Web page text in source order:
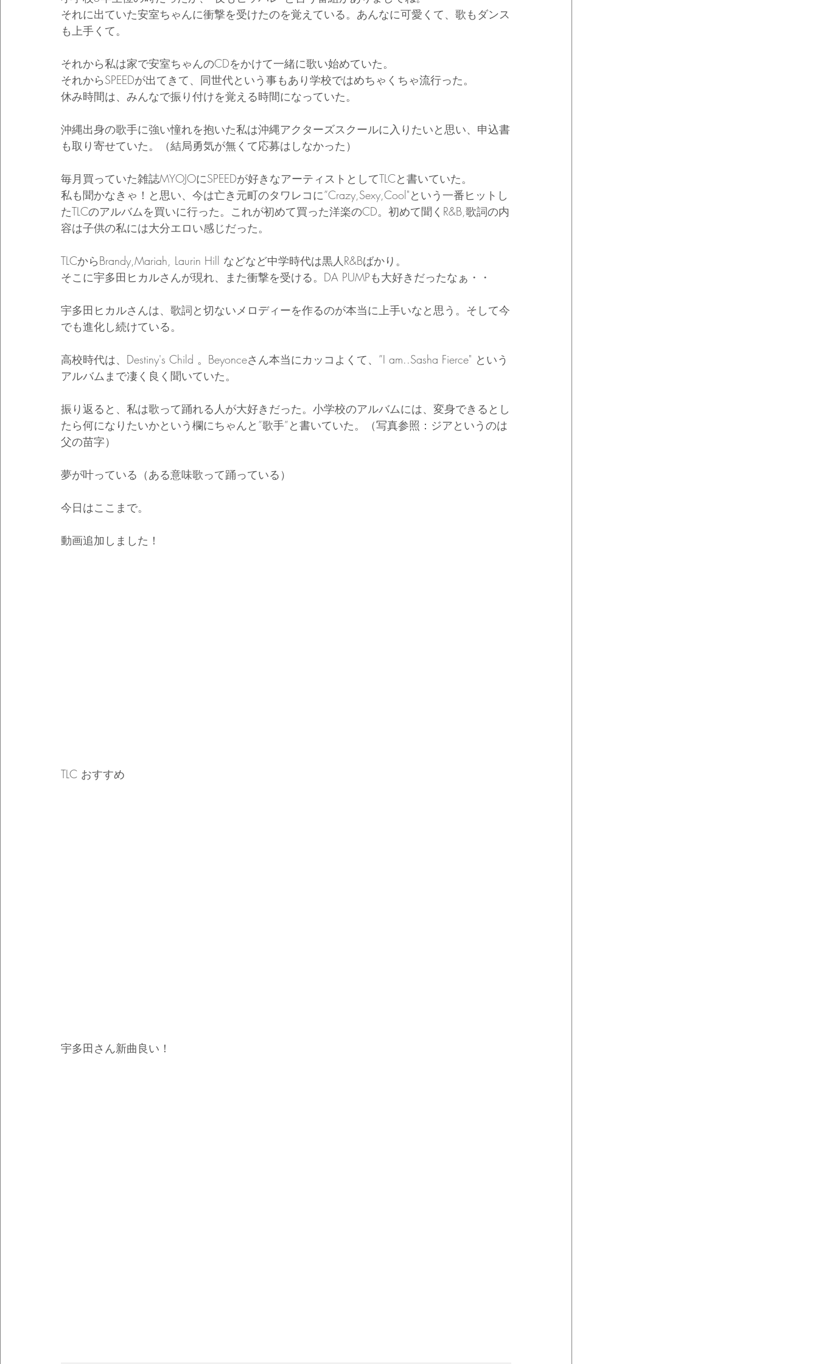
それに出ていた安室ちゃんに衝撃を受けたのを覚えている。あんなに可愛くて、歌もダンス
も上手くて。
それから私は家で安室ちゃんのCDをかけて一緒に歌い始めていた。
それからSPEEDが出てきて、同世代という事もあり学校ではめちゃくちゃ流行った。
休み時間は、みんなで振り付けを覚える時間になっていた。
沖縄出身の歌手に強い憧れを抱いた私は沖縄アクターズスクールに入りたいと思い、申込書
も取り寄せていた。（結局勇気が無くて応募はしなかった）
毎月買っていた雑誌MYOJOにSPEEDが好きなアーティストとしてTLCと書いていた。
私も聞かなきゃ！と思い、今は亡き元町のタワレコに”Crazy,Sexy,Cool"という一番ヒットし
たTLCのアルバムを買いに行った。これが初めて買った洋楽のCD。初めて聞くR&B,歌詞の内
容は子供の私には大分エロい感じだった。
TLCからBrandy,Mariah, Laurin Hill などなど中学時代は黒人R&Bばかり。
そこに宇多田ヒカルさんが現れ、また衝撃を受ける。DA PUMPも大好きだったなぁ・・
宇多田ヒカルさんは、歌詞と切ないメロディーを作るのが本当に上手いなと思う。そして今
でも進化し続けている。
高校時代は、Destiny's Child 。Beyonceさん本当にカッコよくて、”I am..Sasha Fierce" という
アルバムまで凄く良く聞いていた。
振り返ると、私は歌って踊れる人が大好きだった。小学校のアルバムには、変身できるとし
たら何になりたいかという欄にちゃんと”歌手”と書いていた。（写真参照：ジアというのは
父の苗字）
夢が叶っている（ある意味歌って踊っている）
今日はここまで。
動画追加しました！
TLC おすすめ
宇多田さん新曲良い！